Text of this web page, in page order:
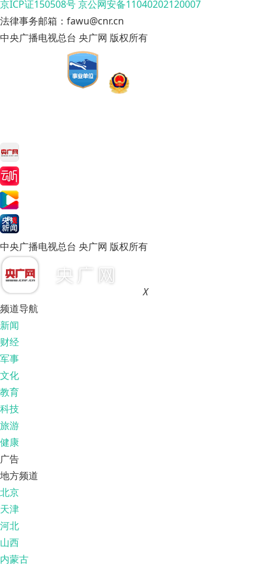
京ICP证150508号京公网安备11040202120007
法律事务邮箱：fawu@cnr.cn
中央广播电视总台 央广网 版权所有
中央广播电视总台 央广网 版权所有
X
频道导航
新闻
财经
军事
文化
教育
科技
旅游
健康
广告
地方频道
北京
天津
河北
山西
内蒙古